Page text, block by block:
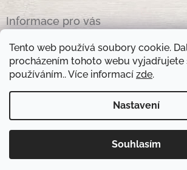
Tento web používá soubory cookie.
procházením tohoto webu vyjadřujete
používáním.. Více informací zde.
Nastavení
Souhlasím
Informace pro vás
Obchodní podmínky
Podmínky ochrany osobních údajů
Kontakty
Otevírací doba prodejny: pondělí - pátek - 8.30 -17.00 ,
Copyright 2026Zelená lékarna
vyhrazena.Upravit nastavení